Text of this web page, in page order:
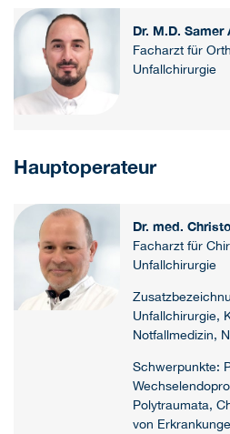
Dr. M.D. Samer
Facharzt für
Unfallchirurgie
Hauptoperateur
Dr. med.
Facharzt für
Unfallchirurgie
Unfallchirurgie,
Notfallmedizin,
Schwerpunkte:
Polytraumata,
von